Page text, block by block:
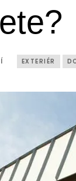
EXTERIÉR